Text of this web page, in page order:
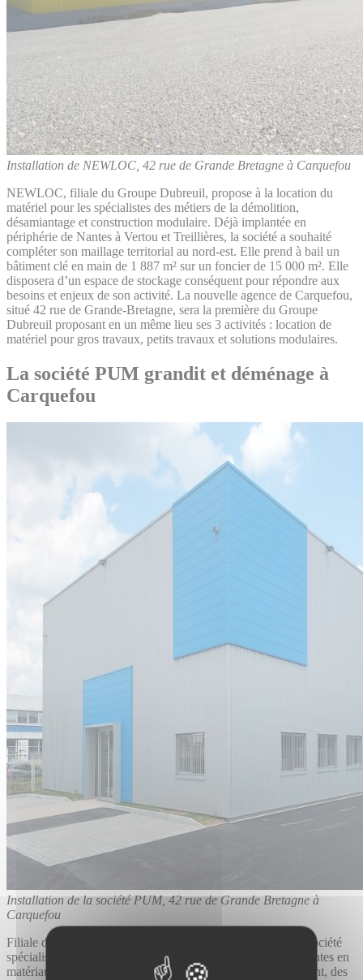
Installation de NEWLOC, 42 rue de Grande Bretagne à Carquefou
NEWLOC, filiale du Groupe Dubreuil, propose à la location du
matériel pour les spécialistes des métiers de la démolition,
désamiantage et construction modulaire. Déjà implantée en
périphérie de Nantes à Vertou et Treillières, la société a souhaité
compléter son maillage territorial au nord-est. Elle prend à bail un
bâtiment clé en main de 1 887 m² sur un foncier de 15 000 m². Elle
disposera d’un espace de stockage conséquent pour répondre aux
besoins et enjeux de son activité. La nouvelle agence de Carquefou,
situé 42 rue de Grande-Bretagne, sera la première du Groupe
Dubreuil proposant en un même lieu ses 3 activités : location de
matériel pour gros travaux, petits travaux et solutions modulaires.
La société PUM grandit et déménage à
Carquefou
Installation de la société PUM, 42 rue de Grande Bretagne à
Carquefou
Filiale du groupe Saint-Gobain depuis 2004,
est une société
spécialisée dans le commerce de services et solutions innovantes en
matériaux de synthèse. Elle adresse les entreprises du bâtiment, des